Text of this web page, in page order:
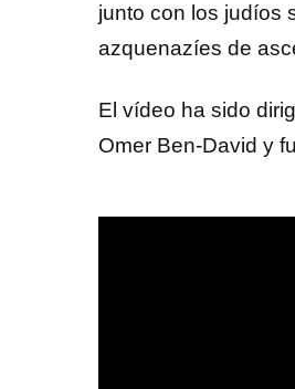
junto con los judíos
azquenazíes de
El vídeo ha sido
Omer Ben-David y